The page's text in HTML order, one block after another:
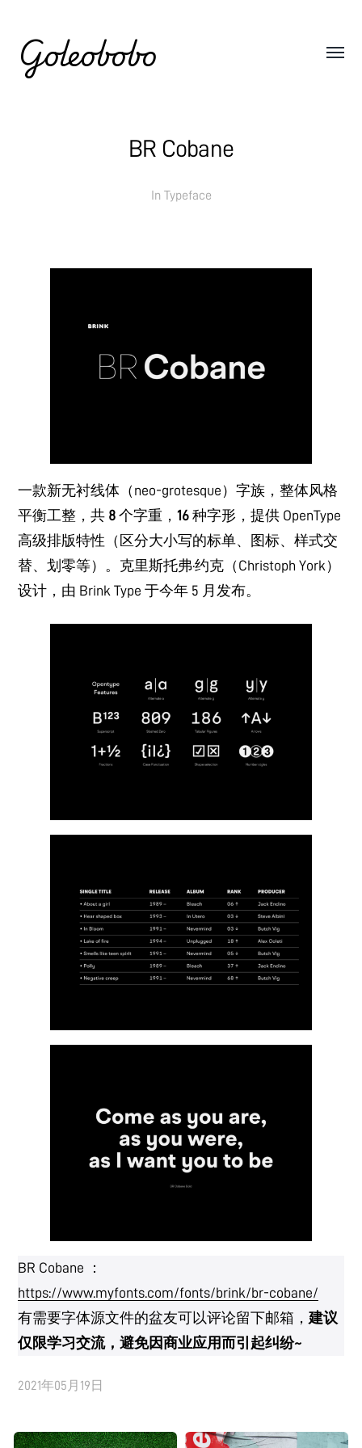
Goleobobo
BR Cobane
In Typeface
一款新无衬线体（neo-grotesque）字族，整体风格
平衡工整，共 8 个字重，16 种字形，提供 OpenType
高级排版特性（区分大小写的标单、图标、样式交
替、划零等）。克里斯托弗·约克（Christoph York）
设计，由 Brink Type 于今年 5 月发布。
BR Cobane ：
https://www.myfonts.com/fonts/brink/br-cobane/
有需要字体源文件的盆友可以评论留下邮箱，建议
仅限学习交流，避免因商业应用而引起纠纷~
2021年05月19日